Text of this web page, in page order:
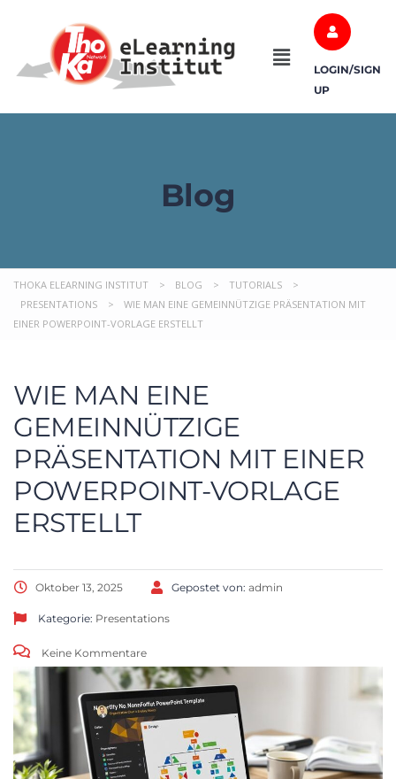
LOGIN/SIGN
UP
Blog
THOKA ELEARNING INSTITUT > BLOG > TUTORIALS
>
PRESENTATIONS
>
WIE MAN EINE GEMEINNÜTZIGE PRÄSENTATION MIT
EINER POWERPOINT-VORLAGE ERSTELLT
WIE MAN EINE
GEMEINNÜTZIGE
PRÄSENTATION MIT EINER
POWERPOINT-VORLAGE
ERSTELLT
Oktober 13, 2025 Gepostet von: admin
Kategorie: Presentations
Keine Kommentare